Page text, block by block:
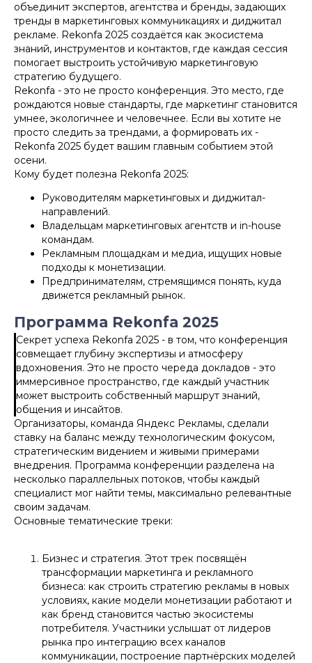
объединит экспертов, агентства и бренды, задающих
тренды в маркетинговых коммуникациях и диджитал
рекламе. Rekonfa 2025 создаётся как экосистема
знаний, инструментов и контактов, где каждая сессия
помогает выстроить устойчивую маркетинговую
стратегию будущего.
Rekonfa - это не просто конференция. Это место, где
рождаются новые стандарты, где маркетинг становится
умнее, экологичнее и человечнее. Если вы хотите не
просто следить за трендами, а формировать их -
Rekonfa 2025 будет вашим главным событием этой
осени.
Кому будет полезна Rekonfa 2025:
Руководителям маркетинговых и диджитал-
направлений.
Владельцам маркетинговых агентств и in-house
командам.
Рекламным площадкам и медиа, ищущих новые
подходы к монетизации.
Предпринимателям, стремящимся понять, куда
движется рекламный рынок.
Программа Rekonfa 2025
Секрет успеха Rekonfa 2025 - в том, что конференция
совмещает глубину экспертизы и атмосферу
вдохновения. Это не просто череда докладов - это
иммерсивное пространство, где каждый участник
может выстроить собственный маршрут знаний,
общения и инсайтов.
Организаторы, команда Яндекс Рекламы, сделали
ставку на баланс между технологическим фокусом,
стратегическим видением и живыми примерами
внедрения. Программа конференции разделена на
несколько параллельных потоков, чтобы каждый
специалист мог найти темы, максимально релевантные
своим задачам.
Основные тематические треки:
Бизнес и стратегия. Этот трек посвящён
трансформации маркетинга и рекламного
бизнеса: как строить стратегию рекламы в новых
условиях, какие модели монетизации работают и
как бренд становится частью экосистемы
потребителя. Участники услышат от лидеров
рынка про интеграцию всех каналов
коммуникации, построение партнёрских моделей